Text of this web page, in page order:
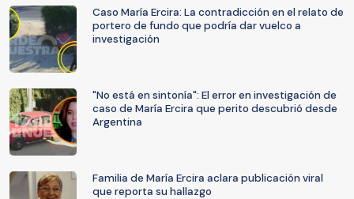
Caso María Ercira: La contradicción en el relato de
portero de fundo que podría dar vuelco a
investigación
"No está en sintonía": El error en investigación de
caso de María Ercira que perito descubrió desde
Argentina
Familia de María Ercira aclara publicación viral
que reporta su hallazgo